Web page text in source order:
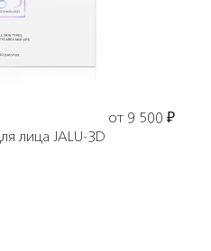
от 9 500 ₽
лица JALU-3D